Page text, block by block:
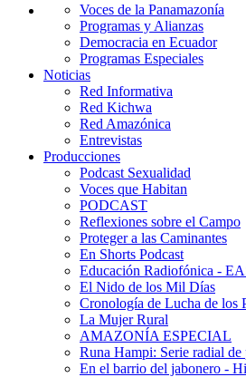
Voces de la Panamazonía
Programas y Alianzas
Democracia en Ecuador
Programas Especiales
Noticias
Red Informativa
Red Kichwa
Red Amazónica
Entrevistas
Producciones
Podcast Sexualidad
Voces que Habitan
PODCAST
Reflexiones sobre el Campo
Proteger a las Caminantes
En Shorts Podcast
Educación Radiofónica -
El Nido de los Mil Días
Cronología de Lucha de los
La Mujer Rural
AMAZONÍA ESPECIAL
Runa Hampi: Serie radial de
En el barrio del jabonero -